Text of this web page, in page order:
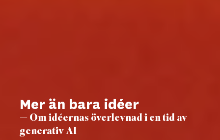
Mer än bara idéer
— Om idéernas överlevnad i en tid av
generativ AI